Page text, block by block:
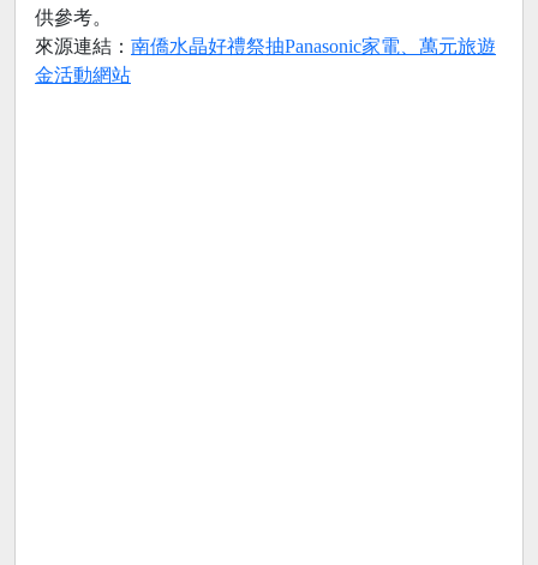
供參考。
來源連結： 南僑水晶好禮祭抽Panasonic家電、萬元旅遊
金活動網站